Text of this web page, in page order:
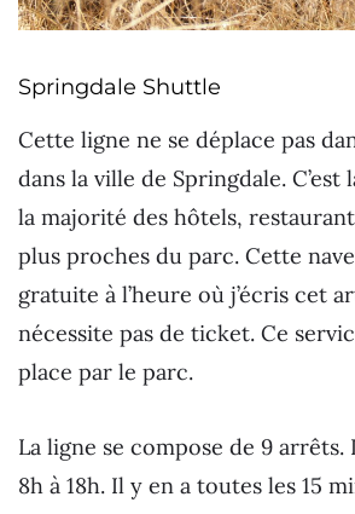
Springdale Shuttle
Cette ligne ne se déplace pas
dans la ville de Springdale.
la majorité des hôtels,
plus proches du parc. Cette
gratuite à l’heure où j’écris cet
nécessite pas de ticket. Ce
place par le parc.
La ligne se compose de 9 arrêts.
8h à 18h. Il y en a toutes les 15